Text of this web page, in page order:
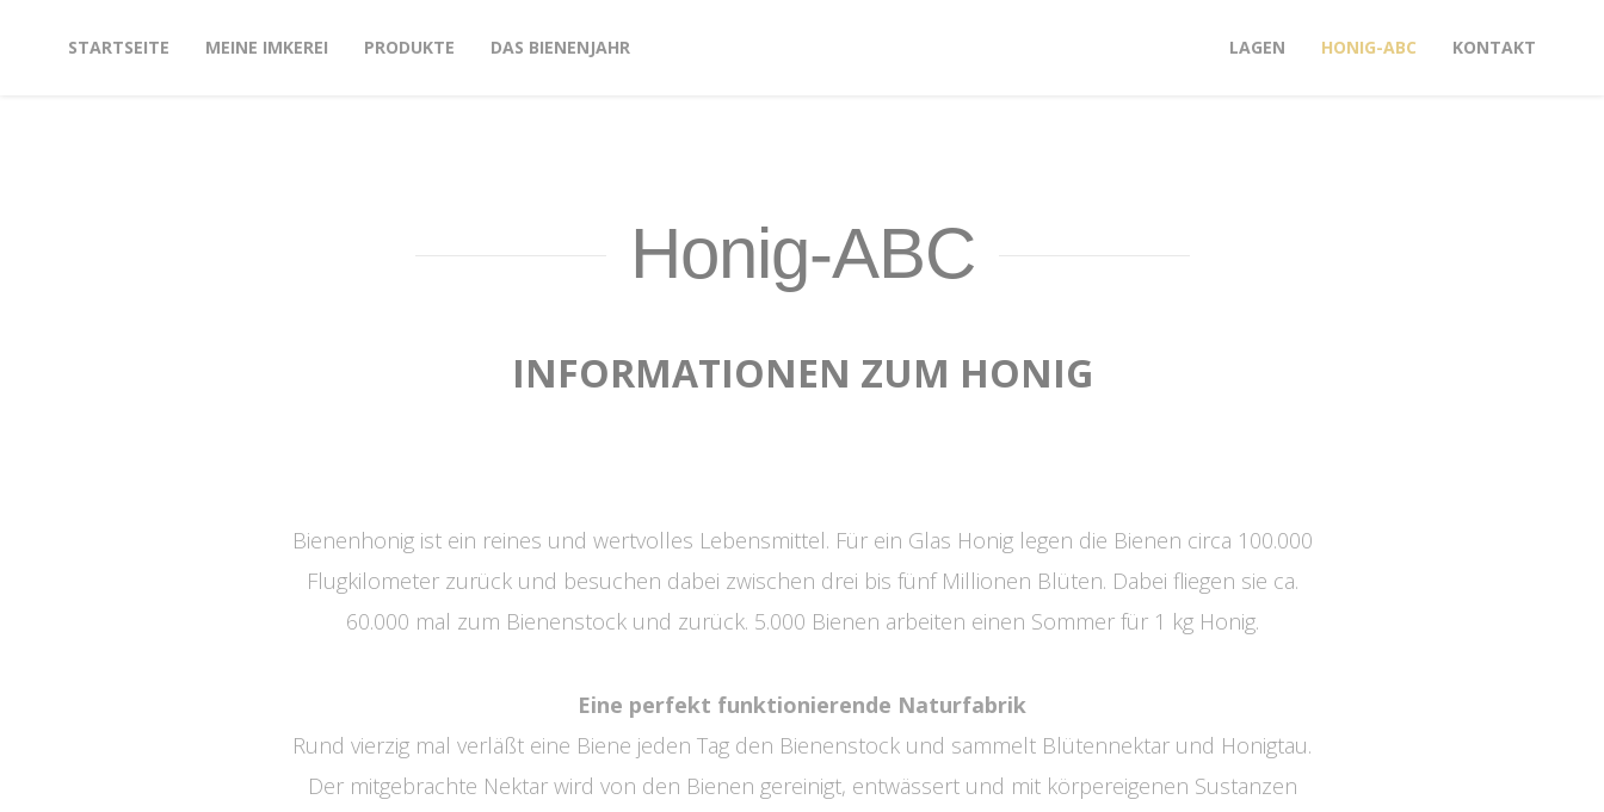
STARTSEITE MEINE IMKEREI PRODUKTE DAS BIENENJAHR LAGEN HONIG-ABC KONTAKT
Honig-ABC
INFORMATIONEN ZUM HONIG
Bienenhonig ist ein reines und wertvolles Lebensmittel. Für ein Glas Honig legen die Bienen circa 100.000
Flugkilometer zurück und besuchen dabei zwischen drei bis fünf Millionen Blüten. Dabei fliegen sie ca.
60.000 mal zum Bienenstock und zurück. 5.000 Bienen arbeiten einen Sommer für 1 kg Honig.
Eine perfekt funktionierende Naturfabrik
Rund vierzig mal verläßt eine Biene jeden Tag den Bienenstock und sammelt Blütennektar und Honigtau.
Der mitgebrachte Nektar wird von den Bienen gereinigt, entwässert und mit körpereigenen Sustanzen